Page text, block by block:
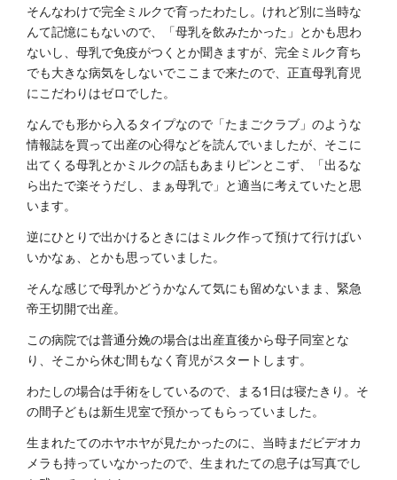
そんなわけで完全ミルクで育ったわたし。けれど別に当時な
んて記憶にもないので、「母乳を飲みたかった」とかも思わ
ないし、母乳で免疫がつくとか聞きますが、完全ミルク育ち
でも大きな病気をしないでここまで来たので、正直母乳育児
にこだわりはゼロでした。
なんでも形から入るタイプなので「たまごクラブ」のような
情報誌を買って出産の心得などを読んでいましたが、そこに
出てくる母乳とかミルクの話もあまりピンとこず、「出るな
ら出たで楽そうだし、まぁ母乳で」と適当に考えていたと思
います。
逆にひとりで出かけるときにはミルク作って預けて行けばい
いかなぁ、とかも思っていました。
そんな感じで母乳かどうかなんて気にも留めないまま、緊急
帝王切開で出産。
この病院では普通分娩の場合は出産直後から母子同室とな
り、そこから休む間もなく育児がスタートします。
わたしの場合は手術をしているので、まる1日は寝たきり。そ
の間子どもは新生児室で預かってもらっていました。
生まれたてのホヤホヤが見たかったのに、当時まだビデオカ
メラも持っていなかったので、生まれたての息子は写真でし